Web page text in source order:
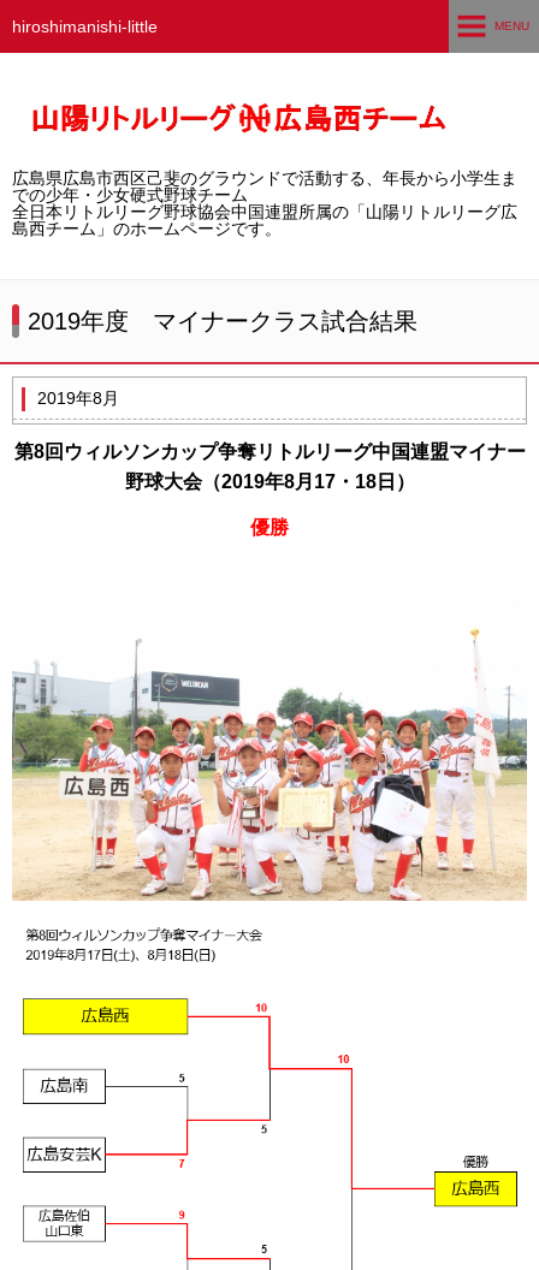
hiroshimanishi-little
広島県広島市西区己斐のグラウンドで活動する、年長から小学生ま
での少年・少女硬式野球チーム
全日本リトルリーグ野球協会中国連盟所属の「山陽リトルリーグ広
島西チーム」のホームページです。
MENU
広島西チームとは
選手募集／体験・見学
試合結果
想い出アルバム
寄付のお願い
質問コーナー Ｑ＆Ａ
リトルリーグについて
2019年度 マイナークラス試合結果
2019年8月
第8回ウィルソンカップ争奪リトルリーグ中国連盟マイナー
野球大会（2019年8月17・18日）
優勝